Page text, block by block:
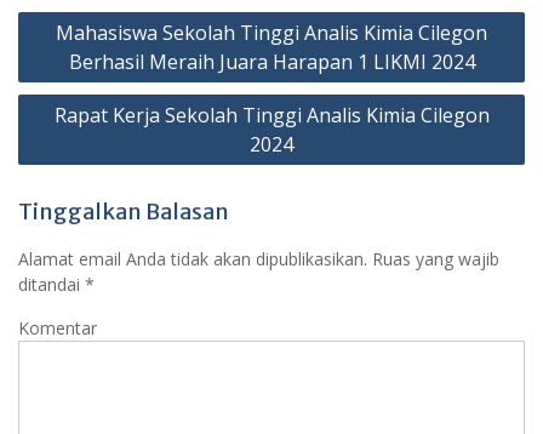
Navigasi
Mahasiswa Sekolah Tinggi Analis Kimia Cilegon
Berhasil Meraih Juara Harapan 1 LIKMI 2024
Rapat Kerja Sekolah Tinggi Analis Kimia Cilegon
2024
Tinggalkan Balasan
Alamat email Anda tidak akan dipublikasikan. Ruas yang wajib
ditandai *
Komentar